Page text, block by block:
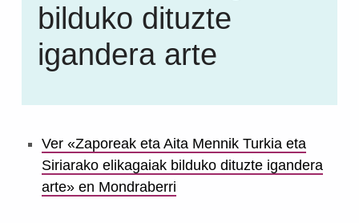
bilduko dituzte
igandera arte
Ver «Zaporeak eta Aita Mennik Turkia eta
Siriarako elikagaiak bilduko dituzte igandera
arte» en Mondraberri